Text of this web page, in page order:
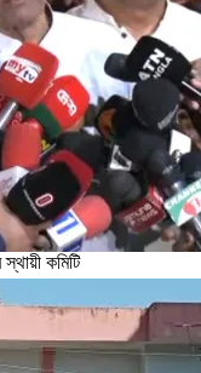
স্থায়ী কমিটি